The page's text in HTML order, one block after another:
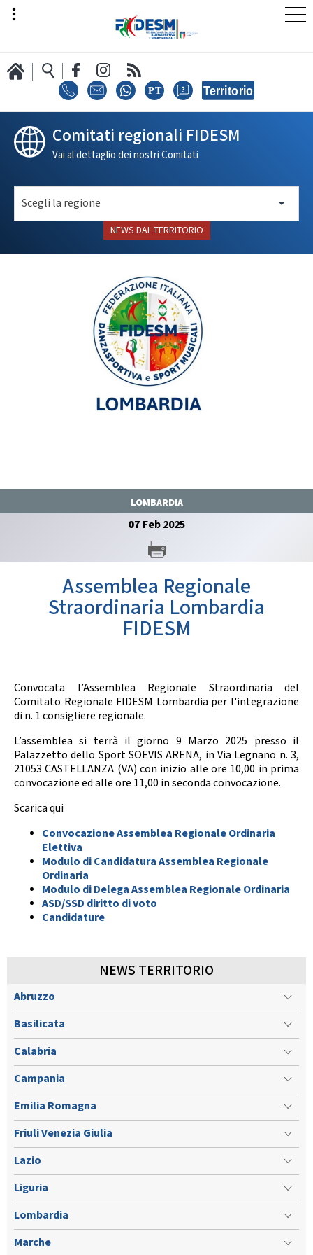
LA FEDERAZIONE
GARE
Comitati regionali FIDESM
Vai al dettaglio dei nostri Comitati
Scegli la regione
NEWS DAL TERRITORIO
LOMBARDIA
07 Feb2025
Assemblea Regionale
Straordinaria Lombardia
FIDESM
Convocata l’Assemblea Regionale Straordinaria del
Comitato Regionale FIDESM Lombardia per l'integrazione
di n. 1 consigliere regionale.
L’assemblea si terrà il giorno 9 Marzo 2025 presso il
Palazzetto dello Sport SOEVIS ARENA, in Via Legnano n. 3,
21053 CASTELLANZA (VA) con inizio alle ore 10,00 in prima
convocazione ed alle ore 11,00 in seconda convocazione.
Scarica qui
Convocazione Assemblea Regionale Ordinaria
Elettiva
Modulo di Candidatura Assemblea Regionale
Ordinaria
Modulo di Delega Assemblea Regionale Ordinaria
ASD/SSD diritto di voto
Candidature
NEWS TERRITORIO
Abruzzo
Basilicata
Calabria
Campania
Emilia Romagna
Friuli Venezia Giulia
Lazio
Liguria
Lombardia
Marche